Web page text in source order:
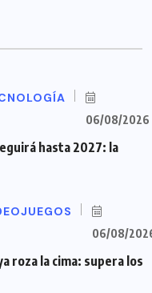
06/08/2026
hasta 2027: la
06/08/
roza la cima: supera los